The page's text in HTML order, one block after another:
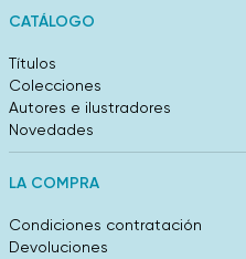
CATÁLOGO
Títulos
Colecciones
Autores e ilustradores
Novedades
LA COMPRA
Condiciones contratación
Devoluciones